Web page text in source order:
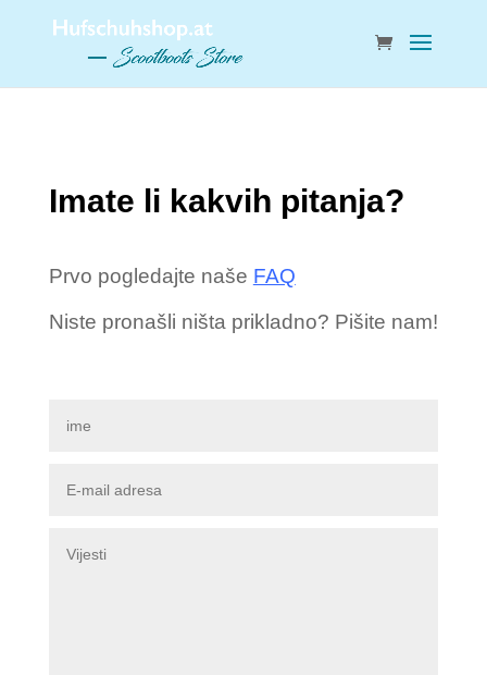
Imate li kakvih pitanja?
Prvo pogledajte naše FAQ
Niste pronašli ništa prikladno? Pišite nam!